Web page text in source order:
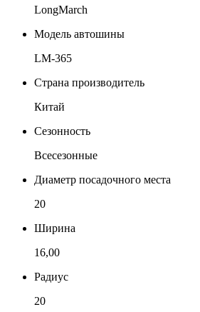
LongMarch
Модель автошины
LM-365
Страна производитель
Китай
Сезонность
Всесезонные
Диаметр посадочного места
20
Ширина
16,00
Радиус
20